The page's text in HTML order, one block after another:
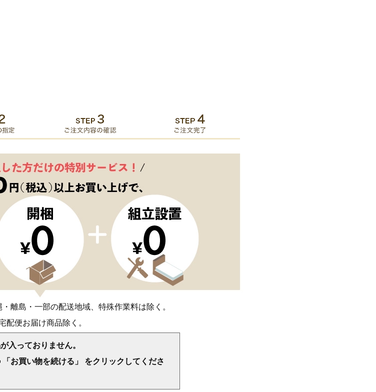
離島・一部の配送地域、特殊作業料は除く。
配便お届け商品除く。
入っておりません。
お買い物を続ける」 をクリックしてくださ